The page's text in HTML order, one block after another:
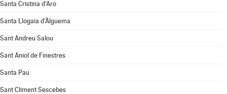
Santa Cristina d'Aro
Santa Llogaia d'Àlguema
Sant Andreu Salou
Sant Aniol de Finestres
Santa Pau
Sant Climent Sescebes